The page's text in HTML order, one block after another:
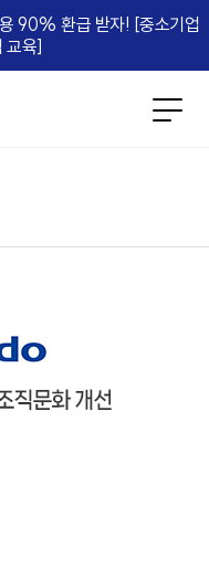
90% 환급 받자! [중소기업
교육]​